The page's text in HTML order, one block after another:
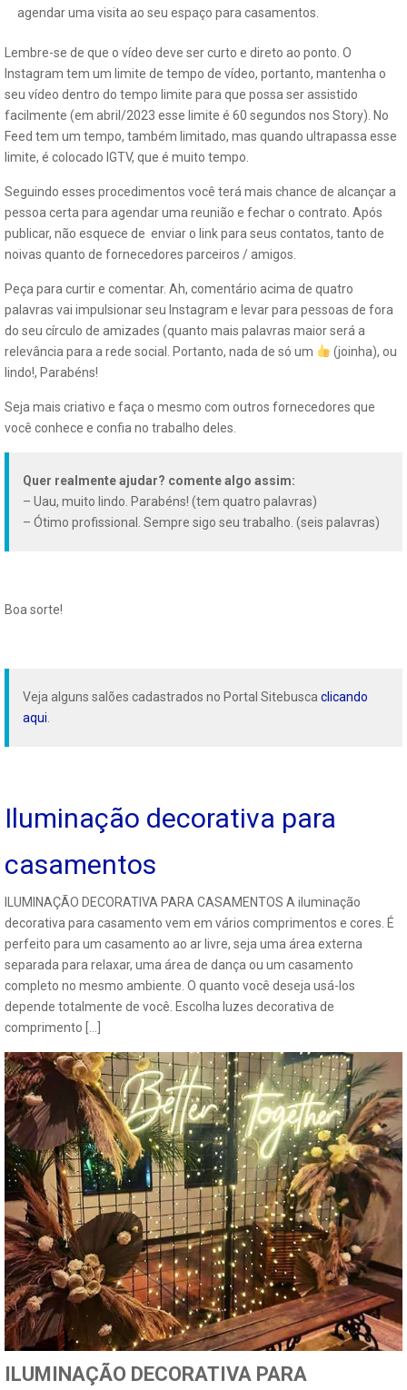
agendar uma visita ao seu espaço para casamentos.
Lembre-se de que o vídeo deve ser curto e direto ao ponto. O
Instagram tem um limite de tempo de vídeo, portanto, mantenha o
seu vídeo dentro do tempo limite para que possa ser assistido
facilmente (em abril/2023 esse limite é 60 segundos nos Story). No
Feed tem um tempo, também limitado, mas quando ultrapassa esse
limite, é colocado IGTV, que é muito tempo.
Seguindo esses procedimentos você terá mais chance de alcançar a
pessoa certa para agendar uma reunião e fechar o contrato. Após
publicar, não esquece de enviar o link para seus contatos, tanto de
noivas quanto de fornecedores parceiros / amigos.
Peça para curtir e comentar. Ah, comentário acima de quatro
palavras vai impulsionar seu Instagram e levar para pessoas de fora
do seu círculo de amizades (quanto mais palavras maior será a
relevância para a rede social. Portanto, nada de só um
(joinha), ou
lindo!, Parabéns!
Seja mais criativo e faça o mesmo com outros fornecedores que
você conhece e confia no trabalho deles.
Quer realmente ajudar? comente algo assim:
– Uau, muito lindo. Parabéns! (tem quatro palavras)
– Ótimo profissional. Sempre sigo seu trabalho. (seis palavras)
Boa sorte!
Veja alguns salões cadastrados no Portal Sitebusca clicando
aqui
Iluminação decorativa para
casamentos
ILUMINAÇÃO DECORATIVA PARA CASAMENTOS A iluminação
decorativa para casamento vem em vários comprimentos e cores. É
perfeito para um casamento ao ar livre, seja uma área externa
separada para relaxar, uma área de dança ou um casamento
completo no mesmo ambiente. O quanto você deseja usá-los
depende totalmente de você. Escolha luzes decorativa de
comprimento […]
ILUMINAÇÃO DECORATIVA PARA